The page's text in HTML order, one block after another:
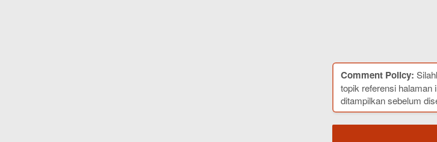
Comment Policy:
topik referensi halaman
ditampilkan sebelum